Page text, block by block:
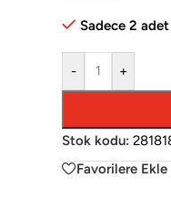
Sadece 2 adet
- +
Stok kodu:
Favorilere Ekle